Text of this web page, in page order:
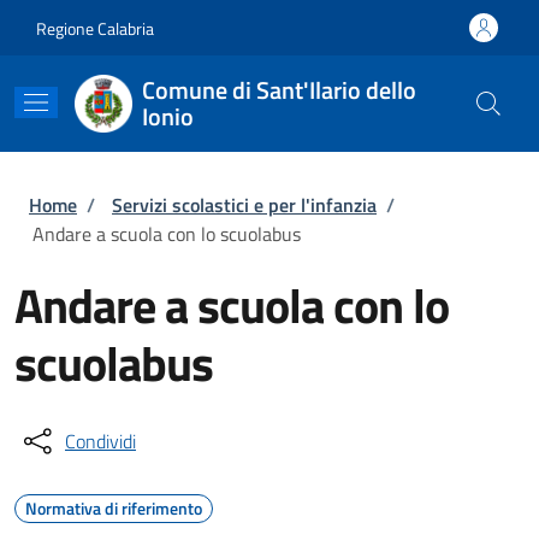
Regione Calabria
Comune di Sant'Ilario dello
Ionio
Briciole di pane
Home / Servizi scolastici e per l'infanzia /
Andare a scuola con lo scuolabus
Andare a scuola con lo
scuolabus
Condividi
Normativa di riferimento